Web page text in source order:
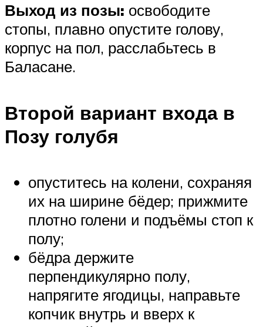
Выход из позы: освободите
стопы, плавно опустите голову,
корпус на пол, расслабьтесь в
Баласане.
Второй вариант входа в
Позу голубя
опуститесь на колени, сохраняя
их на ширине бёдер; прижмите
плотно голени и подъёмы стоп к
полу;
бёдра держите
перпендикулярно полу,
напрягите ягодицы, направьте
копчик внутрь и вверх к